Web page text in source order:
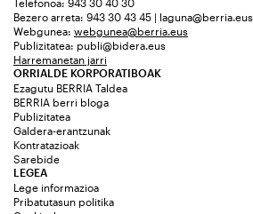
Bezero arreta: 943 30 43 45 | laguna@berria.eus
Webgunea: webgunea@berria.eus
Publizitatea: publi@bidera.eus
Harremanetan jarri
ORRIALDE KORPORATIBOAK
Ezagutu BERRIA Taldea
BERRIA berri bloga
Publizitatea
Galdera-erantzunak
Kontratazioak
Sarebide
LEGEA
Lege informazioa
Pribatutasun politika